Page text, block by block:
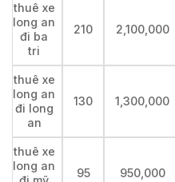
thuê xe
long an
đi ba
tri
210 2,100,000
thuê xe
long an
đi long
an
130 1,300,000
thuê xe
long an
95 950,000